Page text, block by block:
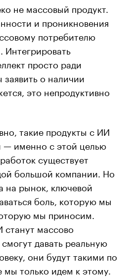
не массовый продукт.
и проникновения
потребителю
Интегрировать
просто ради
о наличии
это непродуктивно
такие продукты с ИИ
— именно с этой целью
существует
большой компании. Но
на рынок, ключевой
боль, которую мы
мы приносим.
станут массово
давать реальную
они будут такими по
только идем к этому.